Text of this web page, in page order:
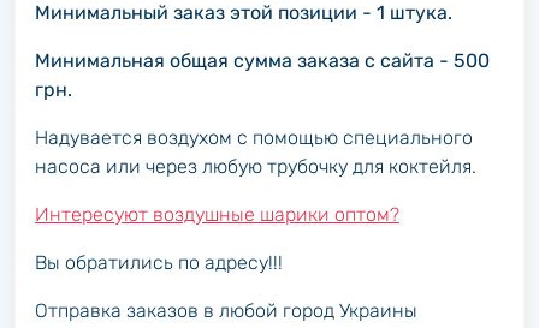
Минимальный заказ этой позиции - 1 штука.
Минимальная общая сумма заказа с сайта - 500
грн.
Надувается воздухом с помощью специального
насоса или через любую трубочку для коктейля.
Интересуют воздушные шарики оптом?
Вы обратились по адресу!!!
Отправка заказов в любой город Украины